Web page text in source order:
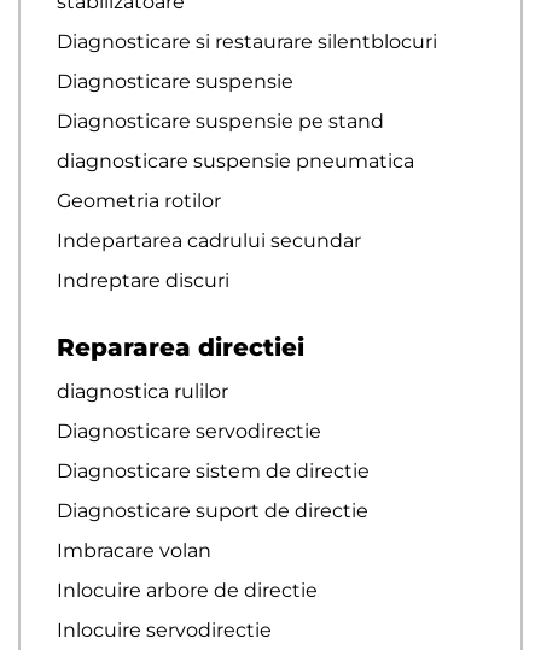
Diagnosticare si restaurare silentblocuri
Diagnosticare suspensie
Diagnosticare suspensie pe stand
diagnosticare suspensie pneumatica
Geometria rotilor
Indepartarea cadrului secundar
Indreptare discuri
Repararea directiei
diagnostica rulilor
Diagnosticare servodirectie
Diagnosticare sistem de directie
Diagnosticare suport de directie
Imbracare volan
Inlocuire arbore de directie
Inlocuire servodirectie